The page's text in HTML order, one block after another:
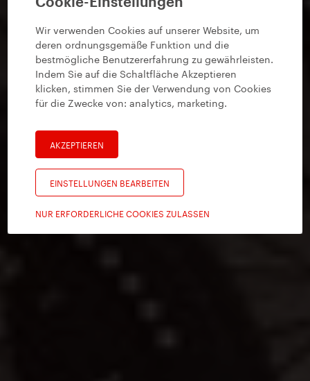
Cookie-Einstellungen
Wir verwenden Cookies auf unserer Website, um
deren ordnungsgemäße Funktion und die
bestmögliche Benutzererfahrung zu gewährleisten.
Indem Sie auf die Schaltfläche Akzeptieren
klicken, stimmen Sie der Verwendung von Cookies
für die Zwecke von:analytics, marketing.
AKZEPTIEREN
EINSTELLUNGEN BEARBEITEN
NUR ERFORDERLICHE COOKIES ZULASSEN